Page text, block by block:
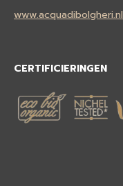
www.acquadibolgheri.nl
CERTIFICIERINGEN